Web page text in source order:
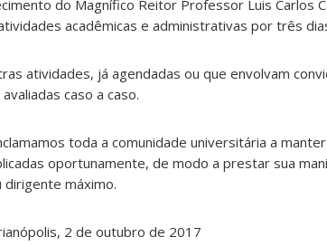
do Magnífico Reitor Professor Luis Carlos
acadêmicas e administrativas por três
atividades, já agendadas ou que envolvam
caso a caso.
toda a comunidade universitária a
oportunamente, de modo a prestar sua
dirigente máximo.
2 de outubro de 2017